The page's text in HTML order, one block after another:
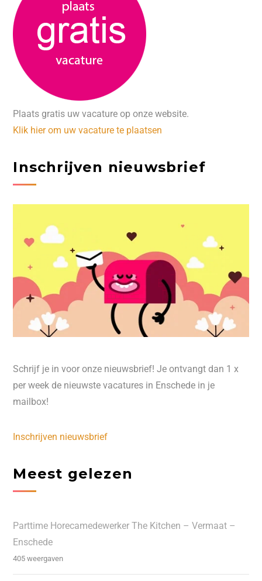
Plaats gratis uw vacature op onze website.
Klik hier om uw vacature te plaatsen
Inschrijven nieuwsbrief
Schrijf je in voor onze nieuwsbrief! Je ontvangt dan 1 x
per week de nieuwste vacatures in Enschede in je
mailbox!
Inschrijven nieuwsbrief
Meest gelezen
Parttime Horecamedewerker The Kitchen – Vermaat –
Enschede
405 weergaven